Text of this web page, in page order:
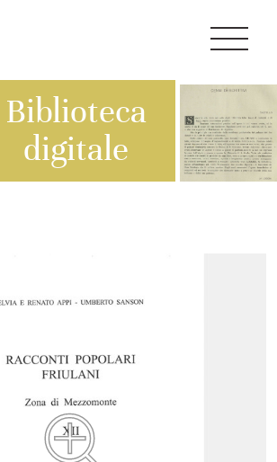
Biblioteca
digitale